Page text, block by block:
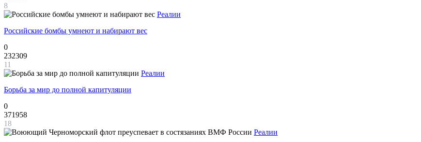
8
Реалии
Российские бомбы умнеют и набирают вес
0
232309
11
Реалии
Борьба за мир до полной капитуляции
0
371958
18
Реалии